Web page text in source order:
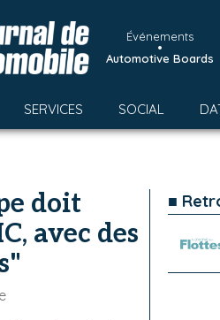
Événements
•
Automotive Boards
SERVICES SOCIAL
doit
avec des
■